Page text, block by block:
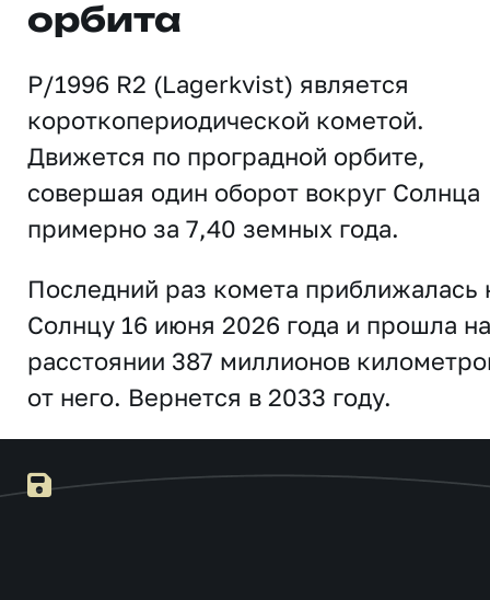
орбита
P/1996 R2 (Lagerkvist) является
короткопериодической кометой.
Движется по проградной орбите,
совершая один оборот вокруг Солнца
примерно за 7,40 земных года.
Последний раз комета приближалась
Солнцу 16 июня 2026 года и прошла на
расстоянии 387 миллионов
от него. Вернется в 2033 году.